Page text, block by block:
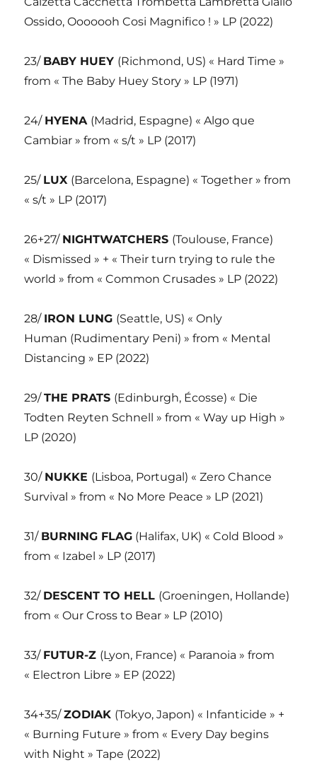
Ossido, Ooooooh Cosi Magnifico ! » LP (2022)
23/ BABY HUEY (Richmond, US) « Hard Time »
from « The Baby Huey Story » LP (1971)
24/ HYENA (Madrid, Espagne) « Algo que
Cambiar » from « s/t » LP (2017)
25/ LUX (Barcelona, Espagne) « Together » from
« s/t » LP (2017)
26+27/ NIGHTWATCHERS (Toulouse, France)
« Dismissed » + « Their turn trying to rule the
world » from « Common Crusades » LP (2022)
28/ IRON LUNG (Seattle, US) « Only
Human (Rudimentary Peni) » from « Mental
Distancing » EP (2022)
29/THE PRATS (Edinburgh, Écosse) « Die
Todten Reyten Schnell » from « Way up High »
LP (2020)
30/ NUKKE (Lisboa, Portugal) « Zero Chance
Survival » from « No More Peace » LP (2021)
31/ BURNING FLAG (Halifax, UK) « Cold Blood »
from « Izabel » LP (2017)
32/ DESCENT TO HELL (Groeningen, Hollande)
from « Our Cross to Bear » LP (2010)
33/ FUTUR-Z (Lyon, France) « Paranoia » from
« Electron Libre » EP (2022)
34+35/ZODIAK (Tokyo, Japon) « Infanticide » +
« Burning Future » from « Every Day begins
with Night » Tape (2022)